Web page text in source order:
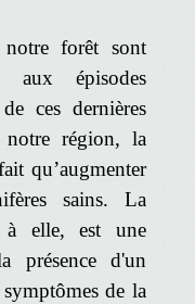
forêt sont
aux épisodes
ces dernières
notre région, la
qu’augmenter
sains. La
à elle, est une
d'un
de la